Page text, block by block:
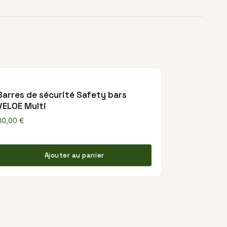
de sécurité Safety bars
Multi
€
Ajouter au panier